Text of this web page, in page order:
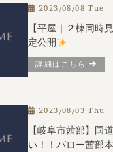
2023/08/08 Tue
【平屋｜２棟同時
定公開
詳細はこちら
2023/08/03 Thu
【岐阜市茜部】国
い！！バロー茜部